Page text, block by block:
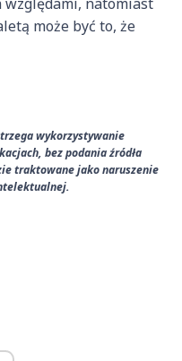
może być to, że
wykorzystywanie
bez podania źródła
traktowane jako naruszenie